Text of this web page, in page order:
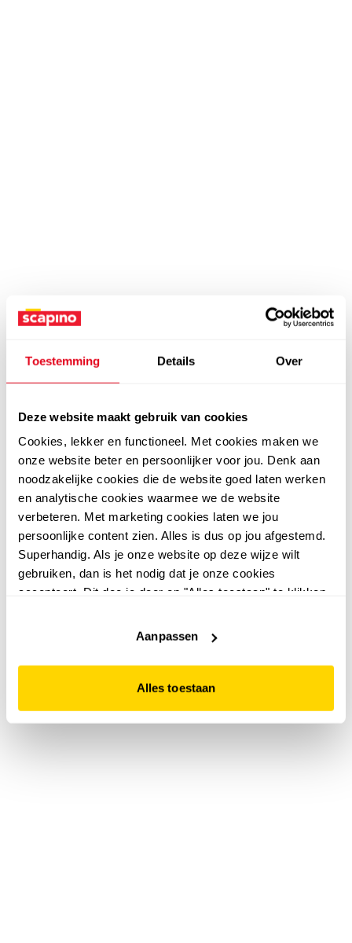
Toestemming Details Over
Deze website maakt gebruik van cookies
Cookies, lekker en functioneel. Met cookies maken we
onze website beter en persoonlijker voor jou. Denk aan
noodzakelijke cookies die de website goed laten werken
en analytische cookies waarmee we de website
verbeteren. Met marketing cookies laten we jou
persoonlijke content zien. Alles is dus op jou afgestemd.
Superhandig. Als je onze website op deze wijze wilt
gebruiken, dan is het nodig dat je onze cookies
accepteert. Dit doe je door op "Alles toestaan" te klikken.
website niet optimaal functioneert.
Aanpassen
Alles toestaan